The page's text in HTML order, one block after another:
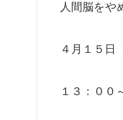
人間脳をや
４月１５日
１３：００